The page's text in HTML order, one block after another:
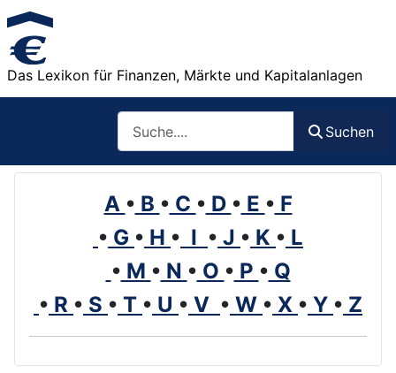
Das Lexikon für Finanzen, Märkte und Kapitalanlagen
Suchen
A • B • C • D • E • F
• G • H • I • J • K • L
• M • N • O • P • Q
• R • S • T • U • V • W • X • Y • Z